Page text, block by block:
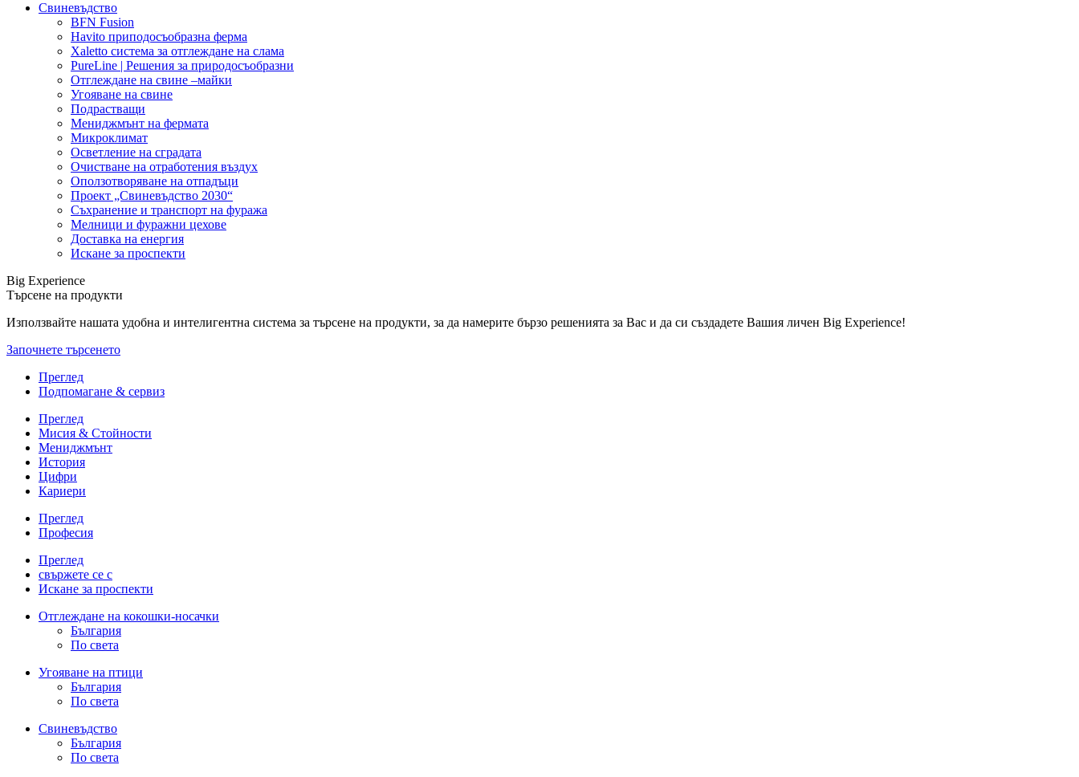
Свиневъдство
BFN Fusion
Havito приподосъобразна ферма
Xaletto система за отглеждане на слама
PureLine | Решения за природосъобразни
Отглеждане на свине –майки
Угояване на свине
Подрастващи
Мениджмънт на фермата
Микроклимат
Осветление на сградата
Очистване на отработения въздух
Оползотворяване на отпадъци
Проект „Свиневъдство 2030“
Съхранение и транспорт на фуража
Мелници и фуражни цехове
Доставка на енергия
Искане за проспекти
Big Experience
Търсене на продукти
Използвайте нашата удобна и интелигентна система за търсене на продукти, за да намерите бързо решенията за Вас и да си създадете Вашия личен Big Experience!
Започнете търсенето
Преглед
Подпомагане & сервиз
Преглед
Мисия & Стойности
Мениджмънт
История
Цифри
Кариери
Преглед
Професия
Преглед
свържете се с
Искане за проспекти
Отглеждане на кокошки-носачки
България
По света
Угояване на птици
България
По света
Свиневъдство
България
По света